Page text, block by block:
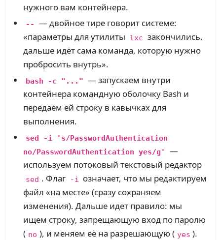
нужного вам контейнера.
--
— двойное тире говорит системе:
«параметры для утилиты
lxc закончились,
дальше идёт сама команда, которую нужно
пробросить внутрь».
bash -c "..." — запускаем внутри
контейнера командную оболочку Bash и
передаем ей строку в кавычках для
выполнения.
sed -i 's/PasswordAuthentication
no/PasswordAuthentication yes/g'
—
используем потоковый текстовый редактор
sed . Флаг -i
означает, что мы редактируем
файл «на месте» (сразу сохраняем
изменения). Дальше идет правило: мы
ищем строку, запрещающую вход по паролю
( no ), и меняем её на разрешающую ( yes ).